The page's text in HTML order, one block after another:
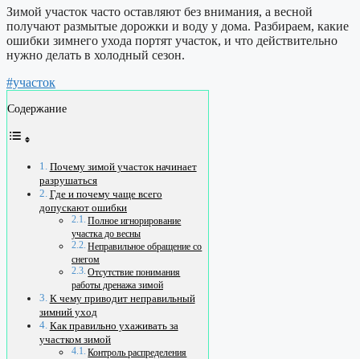
Зимой участок часто оставляют без внимания, а весной
получают размытые дорожки и воду у дома. Разбираем, какие
ошибки зимнего ухода портят участок, и что действительно
нужно делать в холодный сезон.
#участок
Содержание
Почему зимой участок начинает
разрушаться
Где и почему чаще всего
допускают ошибки
Полное игнорирование
участка до весны
Неправильное обращение со
снегом
Отсутствие понимания
работы дренажа зимой
К чему приводит неправильный
зимний уход
Как правильно ухаживать за
участком зимой
Контроль распределения